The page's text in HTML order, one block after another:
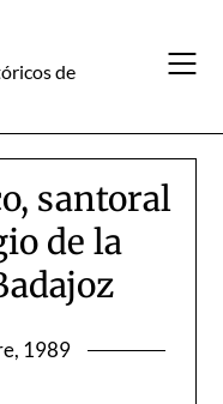
de
santoral
de la
1989